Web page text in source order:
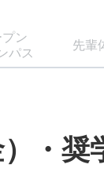
プン
パス
先輩
・奨